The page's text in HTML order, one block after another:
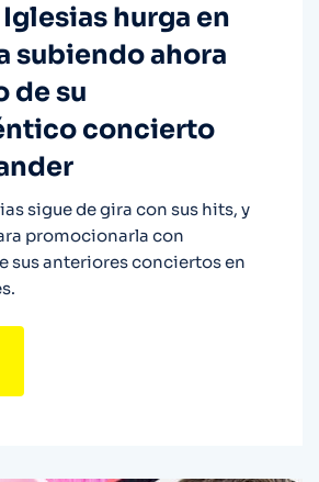
hurga en
subiendo ahora
de su
concierto
sigue de gira con sus hits, y
promocionarla con
sus anteriores conciertos en